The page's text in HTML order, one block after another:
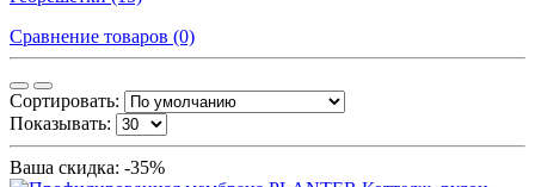
Сравнение товаров (0)
Сортировать:
Показывать:
Ваша скидка: -35%